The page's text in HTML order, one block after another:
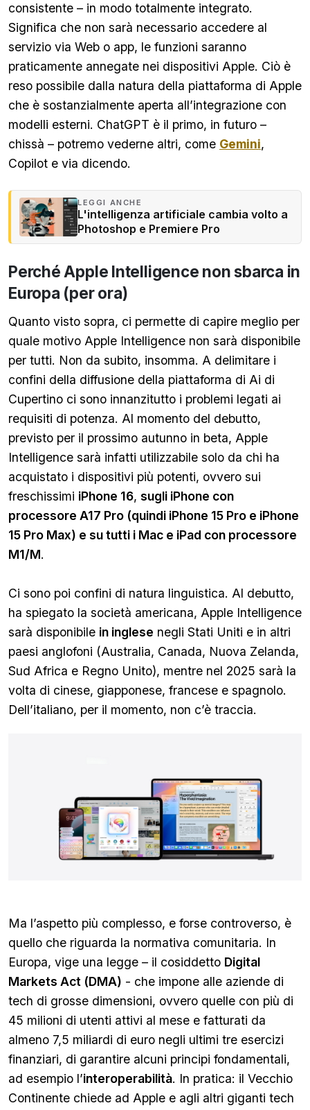
consistente – in modo totalmente integrato.
Significa che non sarà necessario accedere al
servizio via Web o app, le funzioni saranno
praticamente annegate nei dispositivi Apple. Ciò è
reso possibile dalla natura della piattaforma di Apple
che è sostanzialmente aperta all’integrazione con
modelli esterni. ChatGPT è il primo, in futuro –
chissà – potremo vederne altri, come Gemini,
Copilot e via dicendo.
LEGGI ANCHE
L'intelligenza artificiale cambia volto a
Photoshop e Premiere Pro
Perché Apple Intelligence non sbarca in
Europa (per ora)
Quanto visto sopra, ci permette di capire meglio per
quale motivo Apple Intelligence non sarà disponibile
per tutti. Non da subito, insomma. A delimitare i
confini della diffusione della piattaforma di Ai di
Cupertino ci sono innanzitutto i problemi legati ai
requisiti di potenza. Al momento del debutto,
previsto per il prossimo autunno in beta, Apple
Intelligence sarà infatti utilizzabile solo da chi ha
acquistato i dispositivi più potenti, ovvero sui
freschissimi iPhone 16, sugli iPhone con
processore A17 Pro (quindi iPhone 15 Pro e iPhone
15 Pro Max) e su tutti i Mac e iPad con processore
M1/M.
Ci sono poi confini di natura linguistica. Al debutto,
ha spiegato la società americana, Apple Intelligence
sarà disponibile in inglese negli Stati Uniti e in altri
paesi anglofoni (Australia, Canada, Nuova Zelanda,
Sud Africa e Regno Unito), mentre nel 2025 sarà la
volta di cinese, giapponese, francese e spagnolo.
Dell’italiano, per il momento, non c’è traccia.
Ma l’aspetto più complesso, e forse controverso, è
quello che riguarda la normativa comunitaria. In
Europa, vige una legge – il cosiddetto Digital
Markets Act (DMA) - che impone alle aziende di
tech di grosse dimensioni, ovvero quelle con più di
45 milioni di utenti attivi al mese e fatturati da
almeno 7,5 miliardi di euro negli ultimi tre esercizi
finanziari, di garantire alcuni principi fondamentali,
ad esempio l’interoperabilità. In pratica: il Vecchio
Continente chiede ad Apple e agli altri giganti tech